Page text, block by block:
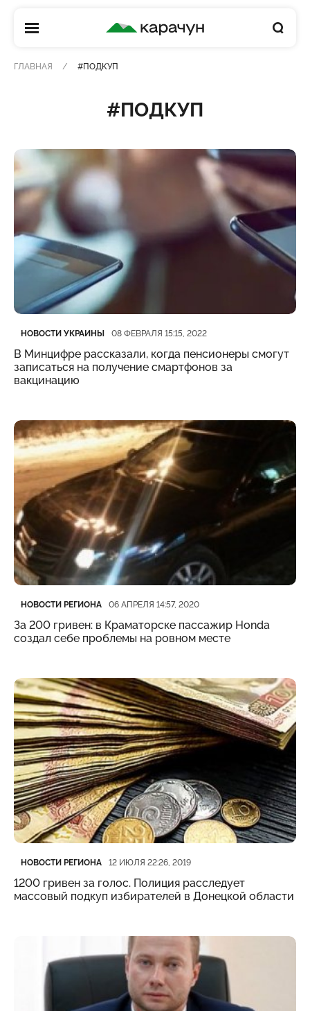
КАРАЧУН
ГЛАВНАЯ #ПОДКУП
#ПОДКУП
Категория
НОВОСТИ УКРАИНЫ
Дата публикации 08 ФЕВРАЛЯ 15:15, 2022
В Минцифре рассказали, когда пенсионеры смогут
записаться на получение смартфонов за
вакцинацию
Категория
НОВОСТИ РЕГИОНА
Дата публикации 06 АПРЕЛЯ 14:57, 2020
За 200 гривен: в Краматорске пассажир Honda
создал себе проблемы на ровном месте
Категория
НОВОСТИ РЕГИОНА
Дата публикации 12 ИЮЛЯ 22:26, 2019
1200 гривен за голос. Полиция расследует
массовый подкуп избирателей в Донецкой области